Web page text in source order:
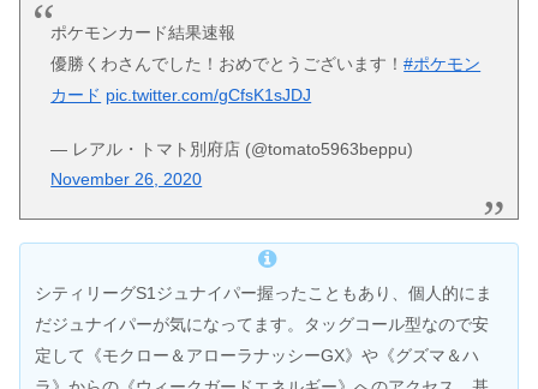
ポケモンカード結果速報
優勝くわさんでした！おめでとうございます！#ポケモン
カード pic.twitter.com/gCfsK1sJDJ
— レアル・トマト別府店 (@tomato5963beppu)
November 26, 2020
シティリーグS1ジュナイパー握ったこともあり、個人的にま
だジュナイパーが気になってます。タッグコール型なので安
定して《モクロー＆アローラナッシーGX》や《グズマ＆ハ